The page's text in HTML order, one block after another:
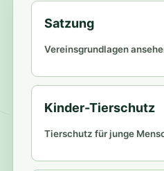
Satzung
Vereinsgrundlagen
Kinder-Tierschutz
Tierschutz für junge